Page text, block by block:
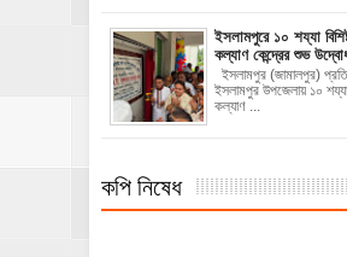
ইসলামপুরে ১০ শয্যা
কল্যাণ কেন্দ্রের শুভ
ইসলামপুর (জামালপুর)
ইসলামপুর উপজেলায় ১০ শয্যা
কল্যাণ ...
কপি নিষেধ